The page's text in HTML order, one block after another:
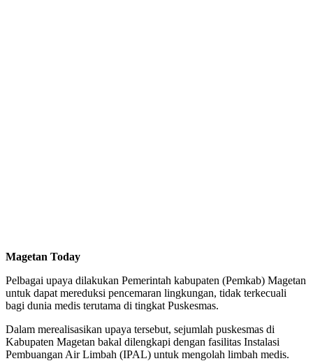
Magetan Today
Pelbagai upaya dilakukan Pemerintah kabupaten (Pemkab) Magetan
untuk dapat mereduksi pencemaran lingkungan, tidak terkecuali
bagi dunia medis terutama di tingkat Puskesmas.
Dalam merealisasikan upaya tersebut, sejumlah puskesmas di
Kabupaten Magetan bakal dilengkapi dengan fasilitas Instalasi
Pembuangan Air Limbah (IPAL) untuk mengolah limbah medis.